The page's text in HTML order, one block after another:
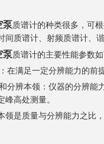
泵质谱计的种类很多，可
间质谱计、射频质谱计、
泵质谱计的主要性能参数如
在满足一定分辨能力的前
分辨本领：仪器的分辨能
峰高处测量。
领是质量与分辨能力之比